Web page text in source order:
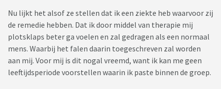
Nu lijkt het alsof ze stellen dat ik een ziekte heb waarvoor zij
de remedie hebben. Dat ik door middel van therapie mij
plotsklaps beter ga voelen en zal gedragen als een normaal
mens. Waarbij het falen daarin toegeschreven zal worden
aan mij. Voor mij is dit nogal vreemd, want ik kan me geen
leeftijdsperiode voorstellen waarin ik paste binnen de groep.